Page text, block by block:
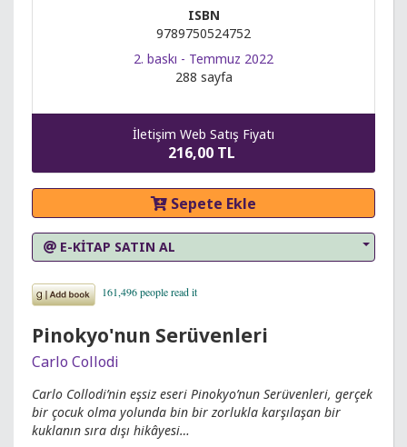
ISBN
9789750524752
2. baskı - Temmuz 2022
288 sayfa
İletişim Web Satış Fiyatı
216,00 TL
Sepete Ekle
E-KİTAP SATIN AL
Pinokyo'nun Serüvenleri
Carlo Collodi
Carlo Collodi’nin eşsiz eseri Pinokyo’nun Serüvenleri, gerçek
bir çocuk olma yolunda bin bir zorlukla karşılaşan bir
kuklanın sıra dışı hikâyesi…